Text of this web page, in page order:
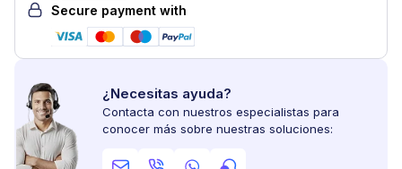
Secure payment with
¿Necesitas ayuda?
Contacta con nuestros especialistas para
conocer más sobre nuestras soluciones: